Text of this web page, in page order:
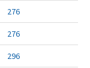
276
276
296